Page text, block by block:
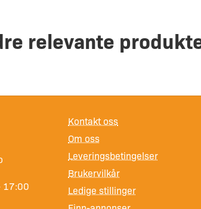
relevante
17:00
Kontakt oss
Om oss
Leveringsbetingelser
Brukervilkår
Ledige stillinger